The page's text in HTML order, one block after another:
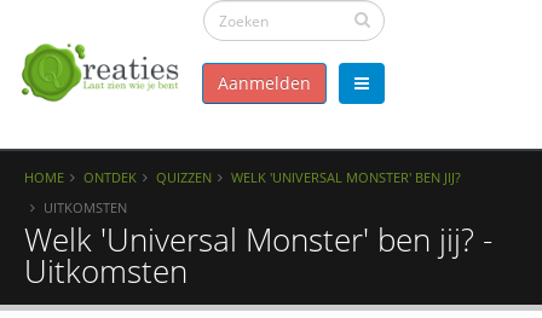
Aanmelden
HOME ONTDEK QUIZZEN
WELK 'UNIVERSAL MONSTER' BEN JIJ?
UITKOMSTEN
Welk 'Universal Monster' ben jij? -
Uitkomsten